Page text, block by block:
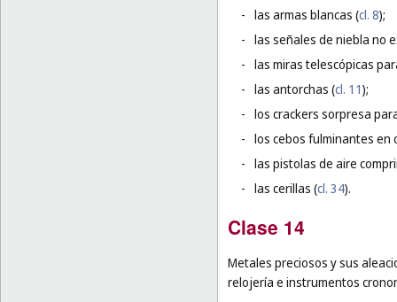
- las armas blancas (cl. 8);
- las señales de niebla no
- las miras telescópicas
- las antorchas (cl. 11);
- los crackers sorpresa
- los cebos fulminantes en
- las pistolas de aire
- las cerillas (cl. 34).
Clase 14
Metales preciosos y sus
relojería e instrumentos